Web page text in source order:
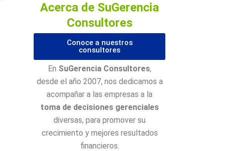
Acerca de SuGerencia
Consultores
Conoce a nuestros
consultores
En SuGerencia Consultores,
desde el año 2007, nos dedicamos a
acompañar a las empresas a la
toma de decisiones gerenciales
diversas, para promover su
crecimiento y mejores resultados
financieros.